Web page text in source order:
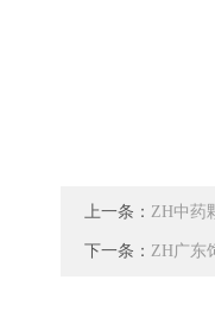
上一条： ZH中药
下一条： ZH广东